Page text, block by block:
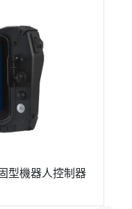
型機器人控制器